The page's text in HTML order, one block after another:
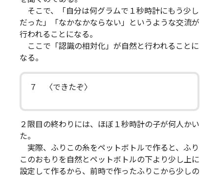
そこで、「自分は何グラムで１秒時計にもう少し
だった」「なかなかならない」というような交流が
行われることになる。
ここで「認識の相対化」が自然と行われることに
なる。
７ 〈できたぞ〉
２限目の終わりには、ほぼ１秒時計の子が何人かい
た。
実際、ふりこの糸をペットボトルで作ると、ふり
このおもりを自然とペットボトルの下より少し上に
設定して作るから、前時で作ったふりこから少しの